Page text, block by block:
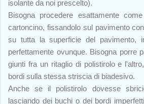
isolante da noi prescelto).
Bisogna procedere esattamente
cartoncino, fissandolo sul pavimento
su tutta la superficie del pavimento,
perfettamente ovunque. Bisogna porre
giunti fra un ritaglio di polistirolo e
bordi sulla stessa striscia di biadesivo.
Anche se il polistirolo dovesse
lasciando dei buchi o dei bordi